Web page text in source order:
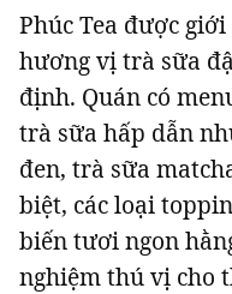
Phúc Tea được
hương vị trà sữa
định. Quán có
trà sữa hấp dẫn
đen, trà sữa
biệt, các loại
biến tươi ngon
nghiệm thú vị cho